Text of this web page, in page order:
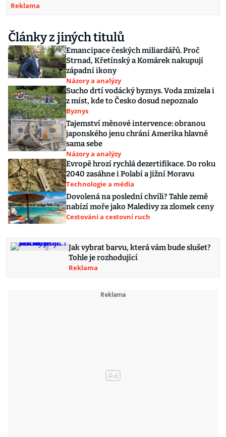
Reklama
Články z jiných titulů
Emancipace českých miliardářů. Proč
Strnad, Křetínský a Komárek nakupují
západní ikony
Názory a analýzy
Sucho drtí vodácký byznys. Voda zmizela i
z míst, kde to Česko dosud nepoznalo
Byznys
Tajemství měnové intervence: obranou
japonského jenu chrání Amerika hlavně
sama sebe
Názory a analýzy
Evropě hrozí rychlá dezertifikace. Do roku
2040 zasáhne i Polabí a jižní Moravu
Technologie a média
Dovolená na poslední chvíli? Tahle země
nabízí moře jako Maledivy za zlomek ceny
Cestování a cestovní ruch
Jak vybrat barvu, která vám bude slušet?
Tohle je rozhodující
Reklama